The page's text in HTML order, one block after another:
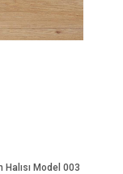
Model 003